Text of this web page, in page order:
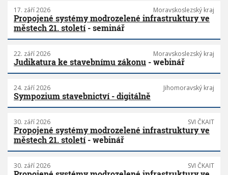
17. září 2026 Moravskoslezský kraj
Propojené systémy modrozelené infrastruktury ve
městech 21. století- seminář
22. září 2026 Moravskoslezský kraj
Judikatura ke stavebnímu zákonu - webinář
24. září 2026 Jihomoravský kraj
Sympozium stavebnictví - digitálně
30. září 2026 SVI ČKAIT
Propojené systémy modrozelené infrastruktury ve
městech 21. století- webinář
30. září 2026 SVI ČKAIT